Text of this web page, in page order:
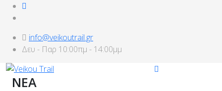
info@veikoutrail.gr
Δευ - Παρ 10:00πμ - 14:00μμ
ΝΕΑ